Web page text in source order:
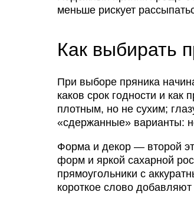
меньше рискует
Как выбирать
При выборе пряника
каков срок годности и
плотным, но не сухим;
«сдержанные» варианты:
Форма и декор — второй
форм и яркой сахарной
прямоугольники с
короткое слово